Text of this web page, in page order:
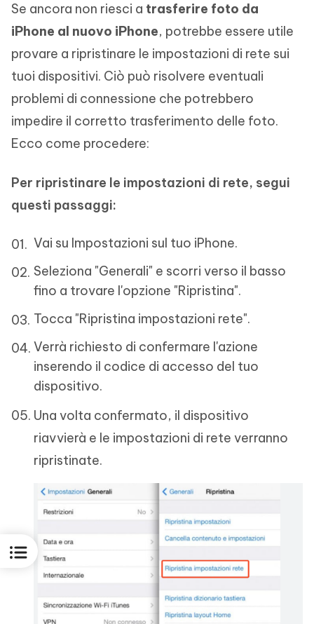
Se ancora non riesci a trasferire foto da
iPhone al nuovo iPhone, potrebbe essere utile
provare a ripristinare le impostazioni di rete sui
tuoi dispositivi. Ciò può risolvere eventuali
problemi di connessione che potrebbero
impedire il corretto trasferimento delle foto.
Ecco come procedere:
Per ripristinare le impostazioni di rete, segui
questi passaggi:
Vai su Impostazioni sul tuo iPhone.
Seleziona "Generali" e scorri verso il basso
fino a trovare l'opzione "Ripristina".
Tocca "Ripristina impostazioni rete".
Verrà richiesto di confermare l'azione
inserendo il codice di accesso del tuo
dispositivo.
Una volta confermato, il dispositivo
riavvierà e le impostazioni di rete verranno
ripristinate.